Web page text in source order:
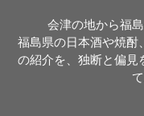
会津の地から福
福島県の日本酒や焼酎
の紹介を、独断と偏見